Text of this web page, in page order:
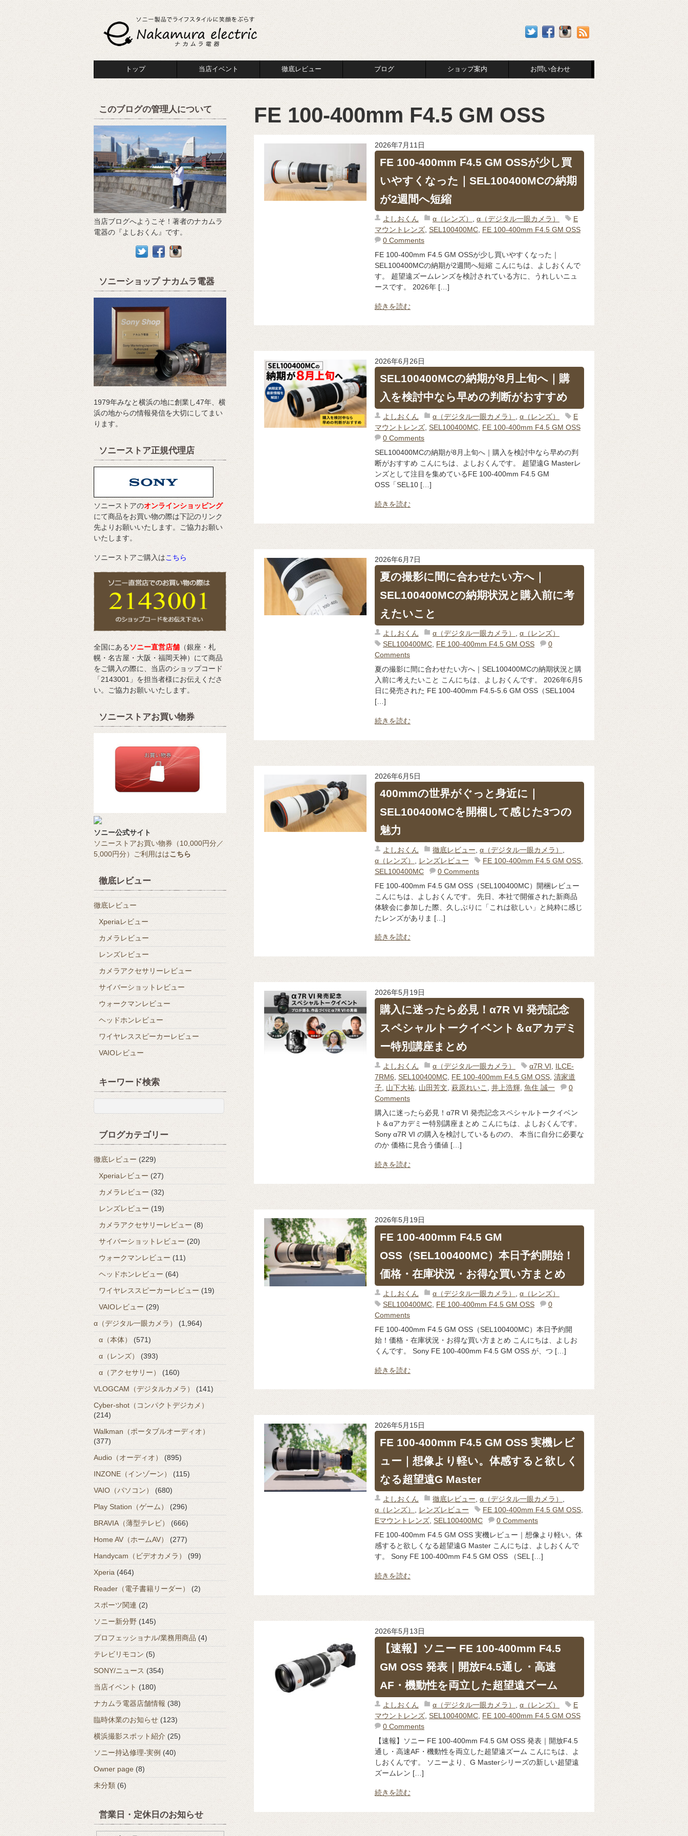
トップ 当店イベント 徹底レビュー ブログ ショップ案内 お問い合わせ
FE 100-400mm F4.5 GM OSS
2026年7月11日
FE 100-400mm F4.5 GM OSSが少し買
いやすくなった｜SEL100400MCの納期
が2週間へ短縮
よしおくん α（レンズ） α（デジタル一眼カメラ）
E
マウントレンズ, SEL100400MC, FE 100-400mm F4.5 GM OSS
0 Comments
FE 100-400mm F4.5 GM OSSが少し買いやすくなった｜
SEL100400MCの納期が2週間へ短縮 こんにちは、よしおくんで
す。 超望遠ズームレンズを検討されている方に、うれしいニュ
ースです。 2026年 […]
続きを読む
2026年6月26日
SEL100400MCの納期が8月上旬へ｜購
入を検討中なら早めの判断がおすすめ
よしおくん α（デジタル一眼カメラ） , α（レンズ）
E
マウントレンズ, SEL100400MC, FE 100-400mm F4.5 GM OSS
0 Comments
SEL100400MCの納期が8月上旬へ｜購入を検討中なら早めの判
断がおすすめ こんにちは、よしおくんです。 超望遠G Masterレ
ンズとして注目を集めているFE 100-400mm F4.5 GM
OSS「SEL10 […]
続きを読む
2026年6月7日
夏の撮影に間に合わせたい方へ｜
SEL100400MCの納期状況と購入前に考
えたいこと
よしおくん α（デジタル一眼カメラ）
α（レンズ）
SEL100400MC, FE 100-400mm F4.5 GM OSS
0
Comments
夏の撮影に間に合わせたい方へ｜SEL100400MCの納期状況と購
入前に考えたいこと こんにちは、よしおくんです。 2026年6月5
日に発売された FE 100-400mm F4.5-5.6 GM OSS（SEL1004
[…]
続きを読む
2026年6月5日
400mmの世界がぐっと身近に｜
SEL100400MCを開梱して感じた3つの
魅力
よしおくん 徹底レビュー α（デジタル一眼カメラ）
α（レンズ）
レンズレビュー FE 100-400mm F4.5 GM OSS,
SEL100400MC
0 Comments
FE 100-400mm F4.5 GM OSS（SEL100400MC）開梱レビュー
こんにちは、よしおくんです。 先日、本社で開催された新商品
体験会に参加した際、久しぶりに「これは欲しい」と純粋に感じ
たレンズがありま […]
続きを読む
2026年5月19日
購入に迷ったら必見！α7R VI 発売記念
スペシャルトークイベント＆αアカデミ
ー特別講座まとめ
よしおくん α（デジタル一眼カメラ） α7R VI, ILCE-
7RM6, SEL100400MC, FE 100-400mm F4.5 GM OSS, 清家道
子, 山下大祐, 山田芳文, 萩原れいこ , 井上浩輝, 魚住 誠一
0
Comments
購入に迷ったら必見！α7R VI 発売記念スペシャルトークイベン
ト＆αアカデミー特別講座まとめ こんにちは、よしおくんです。
Sony α7R VI の購入を検討しているものの、 本当に自分に必要な
のか 価格に見合う価値 […]
続きを読む
2026年5月19日
FE 100-400mm F4.5 GM
OSS（SEL100400MC）本日予約開始！
価格・在庫状況・お得な買い方まとめ
よしおくん α（デジタル一眼カメラ）
α（レンズ）
SEL100400MC, FE 100-400mm F4.5 GM OSS
0
Comments
FE 100-400mm F4.5 GM OSS（SEL100400MC）本日予約開
始！価格・在庫状況・お得な買い方まとめ こんにちは、よしお
くんです。 Sony FE 100-400mm F4.5 GM OSS が、つ […]
続きを読む
2026年5月15日
FE 100-400mm F4.5 GM OSS 実機レビ
ュー｜想像より軽い。体感すると欲しく
なる超望遠G Master
よしおくん 徹底レビュー, α（デジタル一眼カメラ） ,
α（レンズ） , レンズレビュー FE 100-400mm F4.5 GM OSS,
Eマウントレンズ, SEL100400MC
0 Comments
FE 100-400mm F4.5 GM OSS 実機レビュー｜想像より軽い。体
感すると欲しくなる超望遠G Master こんにちは、よしおくんで
す。 Sony FE 100-400mm F4.5 GM OSS （SEL […]
続きを読む
2026年5月13日
【速報】ソニー FE 100-400mm F4.5
GM OSS 発表｜開放F4.5通し・高速
AF・機動性を両立した超望遠ズーム
よしおくん α（デジタル一眼カメラ） α（レンズ）
E
マウントレンズ, SEL100400MC, FE 100-400mm F4.5 GM OSS
0 Comments
【速報】ソニー FE 100-400mm F4.5 GM OSS 発表｜開放F4.5
通し・高速AF・機動性を両立した超望遠ズーム こんにちは、よ
しおくんです。 ソニーより、G Masterシリーズの新しい超望遠
ズームレン […]
続きを読む
このブログの管理人について
当店ブログへようこそ！著者のナカムラ
電器の『よしおくん』です。
ソニーショップ ナカムラ電器
1979年みなと横浜の地に創業し47年、横
浜の地からの情報発信を大切にしてまい
ります。
ソニーストア正規代理店
ソニーストアのオンラインショッピング
にて商品をお買い物の際は下記のリンク
先よりお願いいたします。ご協力お願い
いたします。
ソニーストアご購入はこちら
全国にあるソニー直営店舗 （銀座・札
幌・名古屋・大阪・福岡天神）にて商品
をご購入の際に、当店のショップコード
「2143001」を担当者様にお伝えくださ
い。ご協力お願いいたします。
ソニーストアお買い物券
ソニー公式サイト
ソニーストアお買い物券（10,000円分／
5,000円分）ご利用ははこちら
徹底レビュー
徹底レビュー
Xperiaレビュー
カメラレビュー
レンズレビュー
カメラアクセサリーレビュー
サイバーショットレビュー
ウォークマンレビュー
ヘッドホンレビュー
ワイヤレススピーカーレビュー
VAIOレビュー
キーワード検索
ブログカテゴリー
徹底レビュー (229)
Xperiaレビュー(27)
カメラレビュー (32)
レンズレビュー (19)
カメラアクセサリーレビュー (8)
サイバーショットレビュー (20)
ウォークマンレビュー (11)
ヘッドホンレビュー (64)
ワイヤレススピーカーレビュー (19)
VAIOレビュー (29)
α（デジタル一眼カメラ）
(1,964)
α（本体）
(571)
α（レンズ）
(393)
α（アクセサリー）
(160)
VLOGCAM（デジタルカメラ）
(141)
Cyber-shot（コンパクトデジカメ）
(214)
Walkman（ポータブルオーディオ）
(377)
Audio（オーディオ）
(895)
INZONE（インゾーン）
(115)
VAIO（パソコン）
(680)
Play Station（ゲーム）
(296)
BRAVIA（薄型テレビ）
(666)
Home AV（ホームAV）
(277)
Handycam（ビデオカメラ）
(99)
Xperia (464)
Reader（電子書籍リーダー）
(2)
スポーツ関連 (2)
ソニー新分野 (145)
プロフェッショナル/業務用商品 (4)
テレビリモコン (5)
SONY/ニュース (354)
当店イベント (180)
ナカムラ電器店舗情報 (38)
臨時休業のお知らせ (123)
横浜撮影スポット紹介 (25)
ソニー持込修理-実例 (40)
Owner page (8)
未分類 (6)
営業日・定休日のお知らせ